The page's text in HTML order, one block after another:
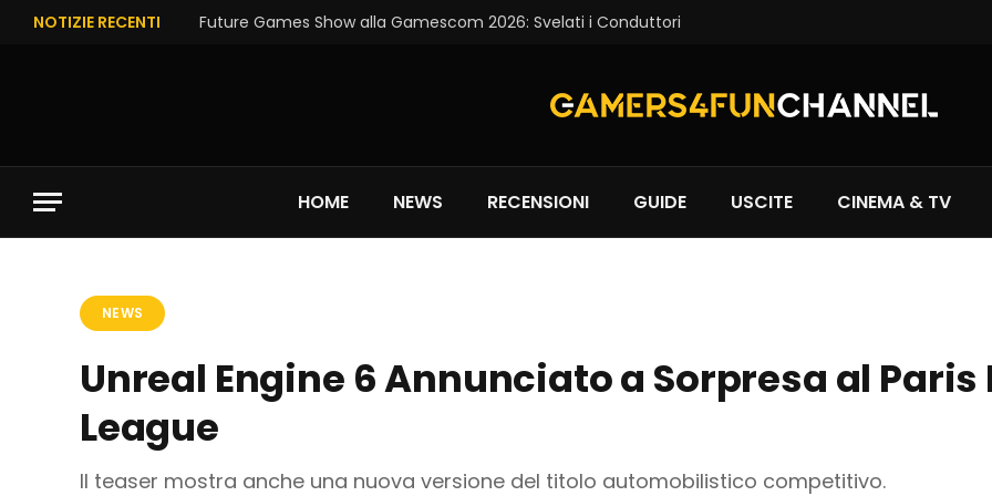
NOTIZIE RECENTI Future Games Show alla Gamescom 2026: Svelati i Conduttori
HOME NEWS RECENSIONI GUIDE USCITE CINEMA & TV
NEWS
Unreal Engine 6 Annunciato a Sorpresa al
League
Il teaser mostra anche una nuova versione del titolo automobilistico competitivo.